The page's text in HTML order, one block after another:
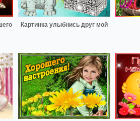
Картинка улыбнись друг мой